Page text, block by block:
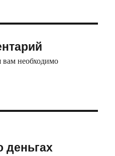
вам необходимо
деньгах